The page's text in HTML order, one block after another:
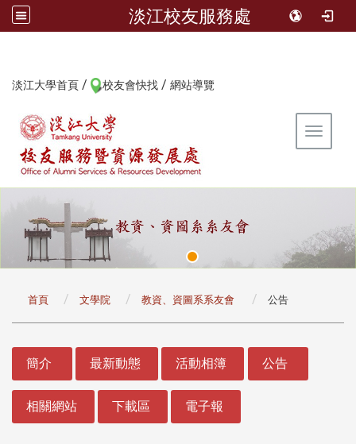
淡江校友服務處
淡江大學首頁 / 校友會快找 / 網站導覽
Toggle
首頁 文學院 教資、資圖系系友會 公告
簡介 最新動態 活動相簿 公告
相關網站 下載區 電子報